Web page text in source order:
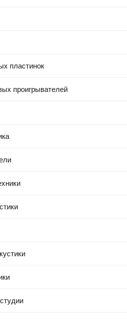
пластинок
проигрывателей